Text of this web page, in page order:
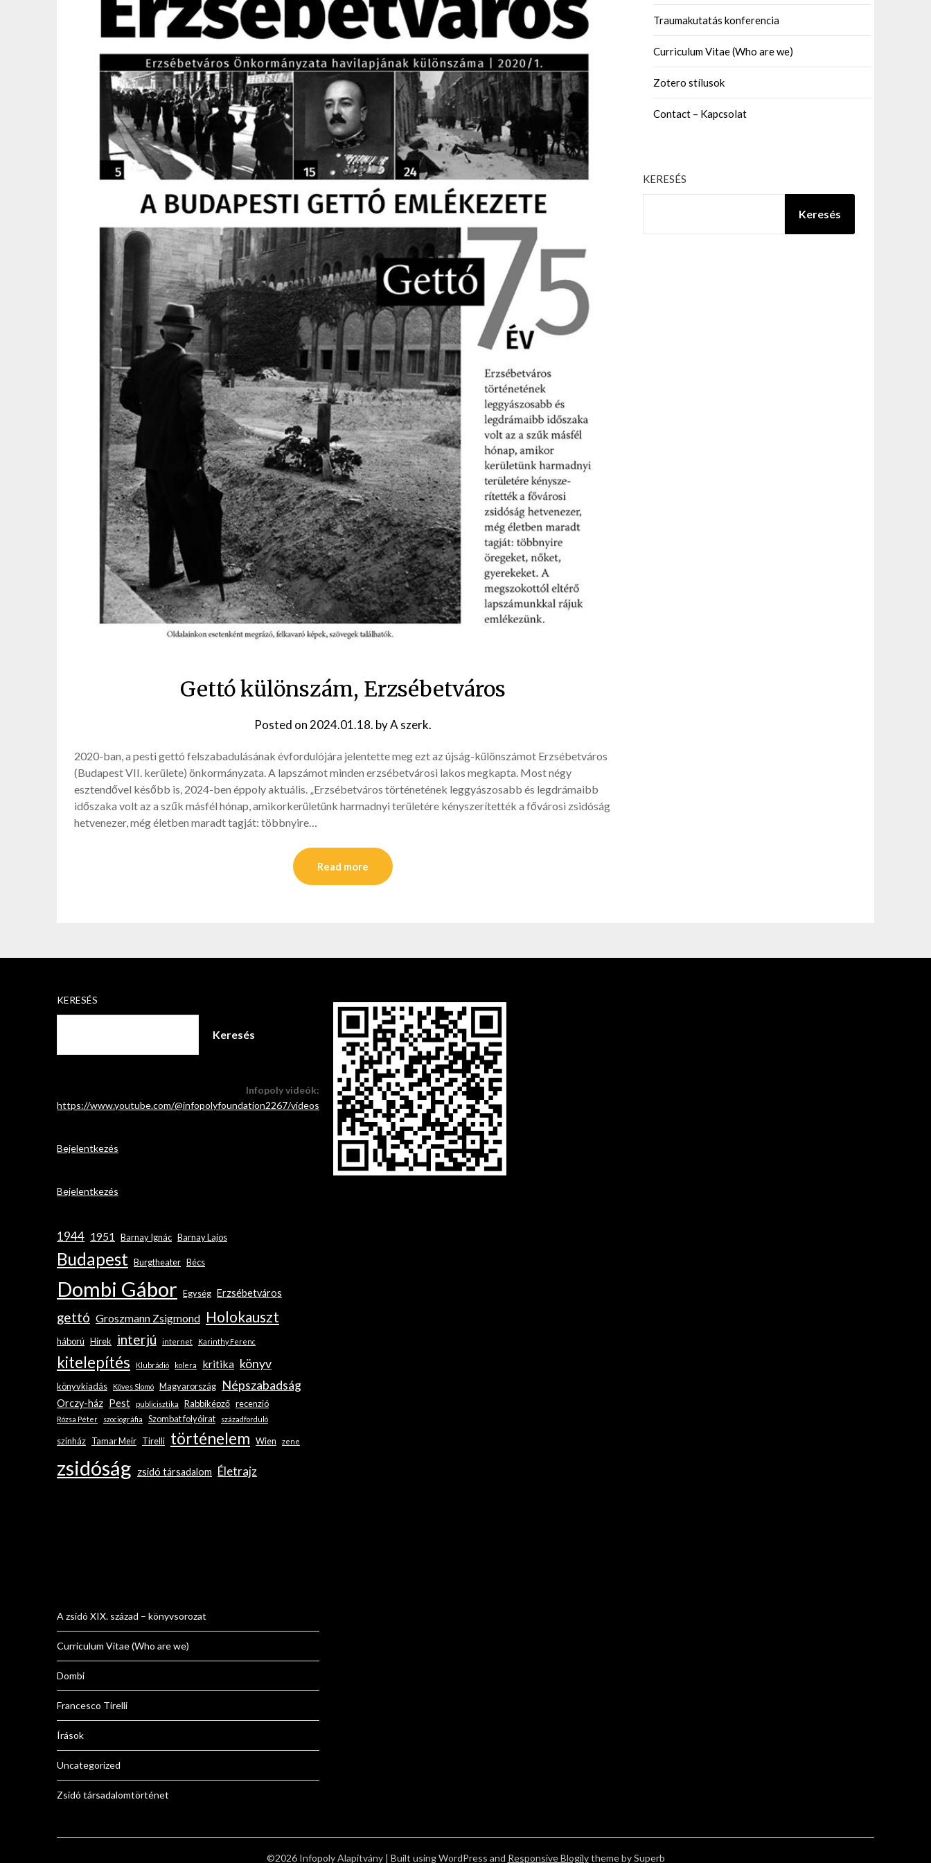
Gettó különszám, Erzsébetváros
Posted on 2024.01.18. byA szerk.
2020-ban, a pesti gettó felszabadulásának évfordulójára jelentette meg ezt az újság-különszámot Erzsébetváros
(Budapest VII. kerülete) önkormányzata. A lapszámot minden erzsébetvárosi lakos megkapta. Most négy
esztendővel később is, 2024-ben éppoly aktuális. „Erzsébetváros történetének leggyászosabb és legdrámaibb
időszaka volt az a szűk másfél hónap, amikorkerületünk harmadnyi területére kényszerítették a fővárosi zsidóság
hetvenezer, még életben maradt tagját: többnyire…
Read more
Traumakutatás konferencia
Curriculum Vitae (Who are we)
Zotero stílusok
Contact – Kapcsolat
KERESÉS
Keresés
KERESÉS
Keresés
Infopoly videók:
https://www.youtube.com/@infopolyfoundation2267/videos
Bejelentkezés
Bejelentkezés
1944 1951 Barnay Ignác Barnay Lajos
Budapest Burgtheater Bécs
Dombi Gábor Egység Erzsébetváros
gettó Groszmann Zsigmond Holokauszt
háború Hírek interjú internet Karinthy Ferenc
kitelepítés Klubrádió kolera kritika könyv
könyvkiadás Köves Slomó Magyarország Népszabadság
Orczy-ház Pest publicisztika Rabbiképző recenzió
Rózsa Péter szociográfia Szombat folyóirat századforduló
színház Tamar Meir Tirelli történelem Wien zene
zsidóság zsidó társadalom Életrajz
A zsidó XIX. század – könyvsorozat
Curriculum Vitae (Who are we)
Dombi
Francesco Tirelli
Írások
Uncategorized
Zsidó társadalomtörténet
©2026 Infopoly Alapítvány | Built using WordPress and Responsive Blogilytheme by Superb